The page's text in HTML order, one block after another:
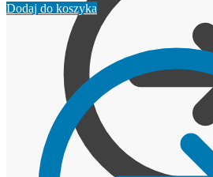
Dodaj do koszyka